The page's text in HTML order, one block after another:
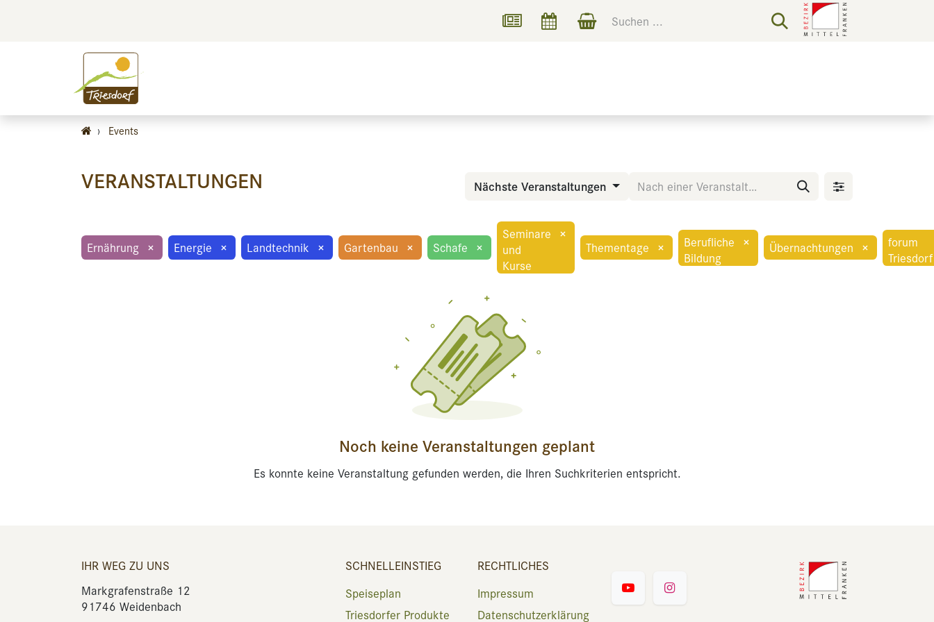
› Events
VERANSTALTUNGEN Nächste Veranstaltungen
Ernährung × Energie × Landtechnik × Gartenbau × Schafe ×
Seminare
und
Kurse
×
Thementage ×
Berufliche
Bildung
× Übernachtungen ×
forum
Triesdorf
Noch keine Veranstaltungen geplant
Es konnte keine Veranstaltung gefunden werden, die Ihren Suchkriterien entspricht.
IHR WEG ZU UNS
Markgrafenstraße 12
91746 Weidenbach
SCHNELLEINSTIEG
Speiseplan
Triesdorfer Produkte
RECHTLICHES
Impressum
Datenschutzerklärung